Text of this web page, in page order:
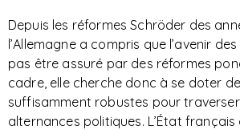
Depuis les réformes Schröder des
l’Allemagne a compris que l’avenir
pas être assuré par des réformes
cadre, elle cherche donc à se doter
suffisamment robustes pour
alternances politiques. L’État français